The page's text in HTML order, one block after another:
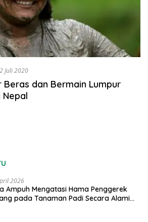
2 Juli 2020
Beras dan Bermain Lumpur
Nepal
2026
Ampuh Mengatasi Hama Penggerek
pada Tanaman Padi Secara Alami